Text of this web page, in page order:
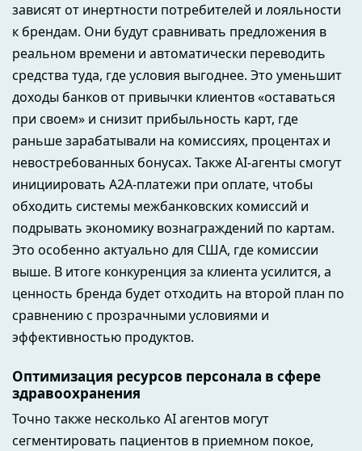
зависят от инертности потребителей и лояльности
к брендам. Они будут сравнивать предложения в
реальном времени и автоматически переводить
средства туда, где условия выгоднее. Это уменьшит
доходы банков от привычки клиентов «оставаться
при своем» и снизит прибыльность карт, где
раньше зарабатывали на комиссиях, процентах и
невостребованных бонусах. Также AI-агенты смогут
инициировать A2A-платежи при оплате, чтобы
обходить системы межбанковских комиссий и
подрывать экономику вознаграждений по картам.
Это особенно актуально для США, где комиссии
выше. В итоге конкуренция за клиента усилится, а
ценность бренда будет отходить на второй план по
сравнению с прозрачными условиями и
эффективностью продуктов.
Оптимизация ресурсов персонала в сфере
здравоохранения
Точно также несколько AI агентов могут
сегментировать пациентов в приемном покое,